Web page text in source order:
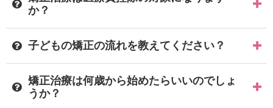
か？
子どもの矯正の流れを教えてください？
矯正治療は何歳から始めたらいいのでしょ
うか？